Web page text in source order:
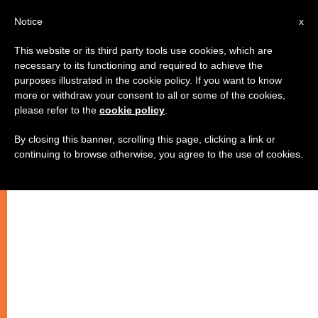
الكرسي الرسولي حول الحركة
التربوية
x
Notice
This website or its third party tools use cookies, which are
necessary to its functioning and required to achieve the
purposes illustrated in the cookie policy. If you want to know
more or withdraw your consent to all or some of the cookies,
please refer to the cookie policy
By closing this banner, scrolling this page, clicking a link or
continuing to browse otherwise, you agree to the use of cookies.